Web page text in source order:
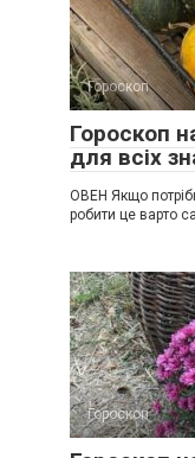
Гороскоп
Гороскоп
для всіх
ОВЕН Якщо
робити це варто
Гороскоп